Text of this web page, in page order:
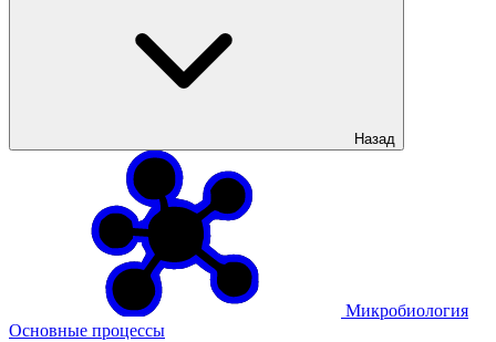
Назад
Микробиология
Основные процессы